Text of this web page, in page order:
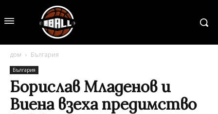
дом България
България
Борислав Младенов и
Виена взеха предимство